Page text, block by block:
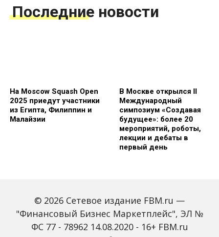
Последние новости
На Moscow Squash Open
2025 приедут участники
из Египта, Филиппин и
Малайзии
В Москве открылся II
Международный
симпозиум «Создавая
будущее»: более 20
мероприятий, роботы,
лекции и дебаты в
первый день
© 2026 Сетевое издание FBM.ru —
"Финансовый Бизнес Маркетплейс", ЭЛ №
ФС 77 - 78962 14.08.2020 - 16+ FBM.ru